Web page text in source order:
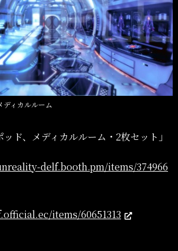
ディカルルーム
ッド、メディカルルーム・2枚セット」
delf.booth.pm/items/374966
items/60651313